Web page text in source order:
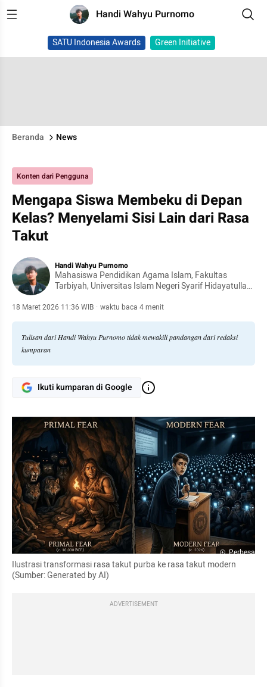
Handi Wahyu Purnomo
SATU Indonesia Awards Green Initiative
Beranda News
Konten dari Pengguna
Mengapa Siswa Membeku di Depan
Kelas? Menyelami Sisi Lain dari Rasa
Takut
Handi Wahyu Purnomo
Mahasiswa Pendidikan Agama Islam, Fakultas
Tarbiyah, Universitas Islam Negeri Syarif Hidayatullah
kebijakan publik di bidang pendidikan, dan tantangan
18 Maret 2026 11:36 WIB · waktu baca 4 menit
Tulisan dari Handi Wahyu Purnomo tidak mewakili pandangan dari redaksi
kumparan
Ikuti kumparan di Google
Perbesar
Ilustrasi transformasi rasa takut purba ke rasa takut modern
(Sumber: Generated by AI)
ADVERTISEMENT